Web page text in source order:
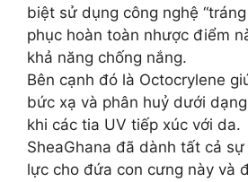
biệt sử dụng công nghệ
phục hoàn toàn nhược điểm
khả năng chống nắng.
Bên cạnh đó là Octocrylene
bức xạ và phân huỷ dưới
khi các tia UV tiếp xúc với da.
SheaGhana đã dành tất cả
lực cho đứa con cưng này và